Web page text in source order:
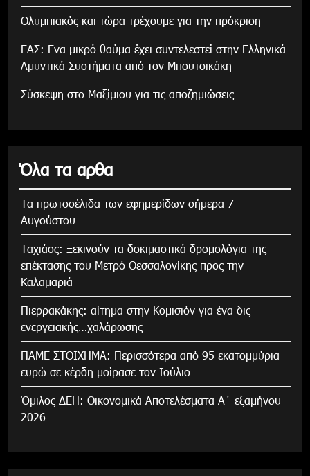
Ολυμπιακός και τώρα τρέχουμε για την πρόκριση
ΕΑΣ: Ενα μικρό θαύμα έχει συντελεστεί στην Ελληνικά
Αμυντικά Συστήματα από τον Μπουτσικάκη
Σύσκεψη στο Μαξίμιου για τις αποζημιώσεις
Όλα τα αρθα
Τα πρωτοσέλιδα των εφημερίδων σήμερα 7
Αυγούστου
Tαχιάος: Ξεκινούν τα δοκιμαστικά δρομολόγια της
επέκτασης του Μετρό Θεσσαλονίκης προς την
Καλαμαριά
Πιερρακάκης: αίτημα στην Κομισιόν για ένα δις
ενεργειακής…χαλάρωσης
ΠΑΜΕ ΣΤΟΙΧΗΜΑ: Περισσότερα από 95 εκατομμύρια
ευρώ σε κέρδη μοίρασε τον Ιούλιο
Όμιλος ΔΕΗ: Οικονομικά Αποτελέσματα Α΄ εξαμήνου
2026